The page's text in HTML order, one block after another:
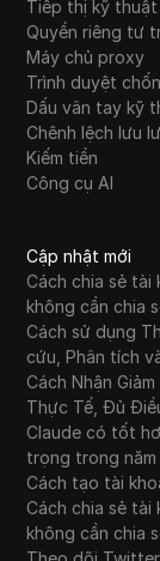
Tiếp thị kỹ thuật
Quyền riêng tư
Máy chủ proxy
Trình duyệt
Dấu vân tay kỹ
Chênh lệch lưu
Kiếm tiền
Công cụ AI
Cập nhật mới
Cách chia sẻ tài
không cần chia
Cách sử dụng
cứu, Phân tích
Cách Nhận
Thực Tế, Đủ
Claude có tốt
trọng trong năm
Cách tạo tài
Cách chia sẻ tài
không cần chia